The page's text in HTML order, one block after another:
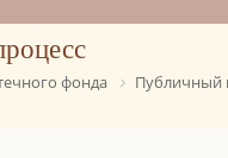
фонда Публичный